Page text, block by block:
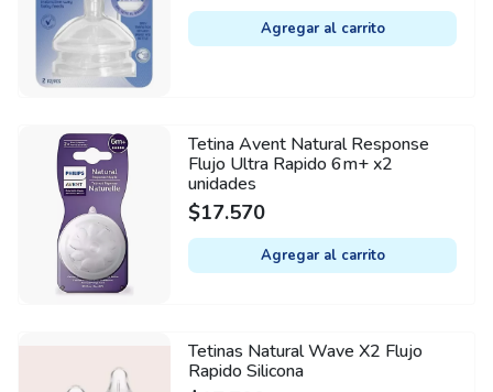
Agregar al carrito
Tetina Avent Natural Response
Flujo Ultra Rapido 6m+ x2
unidades
$17.570
Agregar al carrito
Tetinas Natural Wave X2 Flujo
Rapido Silicona